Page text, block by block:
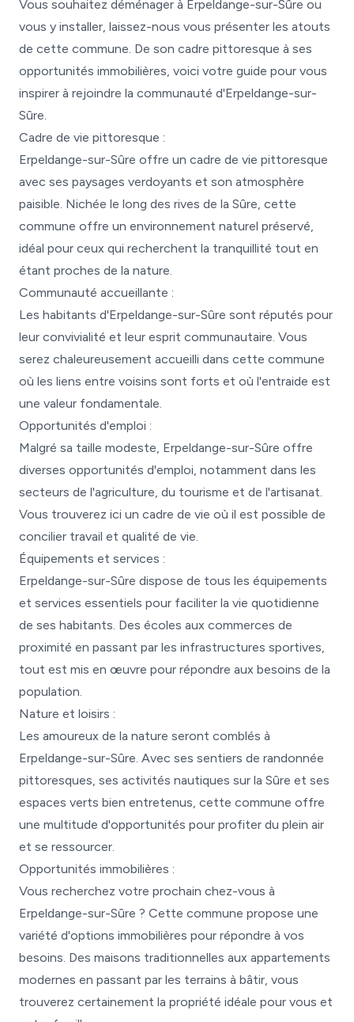
Vous souhaitez déménager à Erpeldange-sur-Sûre ou
vous y installer, laissez-nous vous présenter les atouts
de cette commune. De son cadre pittoresque à ses
opportunités immobilières, voici votre guide pour vous
inspirer à rejoindre la communauté d'Erpeldange-sur-
Sûre.
Cadre de vie pittoresque :
Erpeldange-sur-Sûre offre un cadre de vie pittoresque
avec ses paysages verdoyants et son atmosphère
paisible. Nichée le long des rives de la Sûre, cette
commune offre un environnement naturel préservé,
idéal pour ceux qui recherchent la tranquillité tout en
étant proches de la nature.
Communauté accueillante :
Les habitants d'Erpeldange-sur-Sûre sont réputés pour
leur convivialité et leur esprit communautaire. Vous
serez chaleureusement accueilli dans cette commune
où les liens entre voisins sont forts et où l'entraide est
une valeur fondamentale.
Opportunités d'emploi :
Malgré sa taille modeste, Erpeldange-sur-Sûre offre
diverses opportunités d'emploi, notamment dans les
secteurs de l'agriculture, du tourisme et de l'artisanat.
Vous trouverez ici un cadre de vie où il est possible de
concilier travail et qualité de vie.
Équipements et services :
Erpeldange-sur-Sûre dispose de tous les équipements
et services essentiels pour faciliter la vie quotidienne
de ses habitants. Des écoles aux commerces de
proximité en passant par les infrastructures sportives,
tout est mis en œuvre pour répondre aux besoins de la
population.
Nature et loisirs :
Les amoureux de la nature seront comblés à
Erpeldange-sur-Sûre. Avec ses sentiers de randonnée
pittoresques, ses activités nautiques sur la Sûre et ses
espaces verts bien entretenus, cette commune offre
une multitude d'opportunités pour profiter du plein air
et se ressourcer.
Opportunités immobilières :
Vous recherchez votre prochain chez-vous à
Erpeldange-sur-Sûre ? Cette commune propose une
variété d'options immobilières pour répondre à vos
besoins. Des maisons traditionnelles aux appartements
modernes en passant par les terrains à bâtir, vous
trouverez certainement la propriété idéale pour vous et